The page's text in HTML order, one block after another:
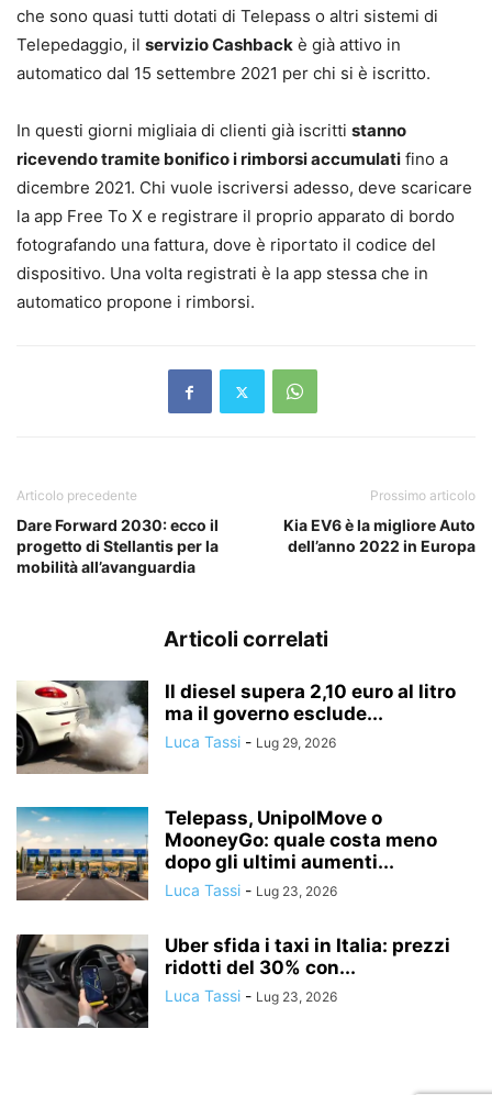
che sono quasi tutti dotati di Telepass o altri sistemi di
Telepedaggio, il servizio Cashback è già attivo in
automatico dal 15 settembre 2021 per chi si è iscritto.
In questi giorni migliaia di clienti già iscritti stanno
ricevendo tramite bonifico i rimborsi accumulati fino a
dicembre 2021. Chi vuole iscriversi adesso, deve scaricare
la app Free To X e registrare il proprio apparato di bordo
fotografando una fattura, dove è riportato il codice del
dispositivo. Una volta registrati è la app stessa che in
automatico propone i rimborsi.
Articolo precedente
Dare Forward 2030: ecco il
progetto di Stellantis per la
mobilità all’avanguardia
Prossimo articolo
Kia EV6 è la migliore Auto
dell’anno 2022 in Europa
Articoli correlati
Il diesel supera 2,10 euro al litro
ma il governo esclude...
Luca Tassi - Lug 29, 2026
Telepass, UnipolMove o
MooneyGo: quale costa meno
dopo gli ultimi aumenti...
Luca Tassi - Lug 23, 2026
Uber sfida i taxi in Italia: prezzi
ridotti del 30% con...
Luca Tassi - Lug 23, 2026